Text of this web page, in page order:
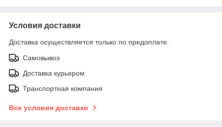
Условия доставки
Доставка осуществляется только по предоплате.
Самовывоз
Доставка курьером
Транспортная компания
Все условия доставки